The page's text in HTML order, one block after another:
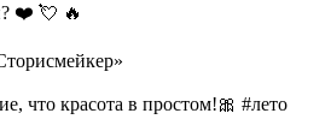
❤️ 💘 🔥
что красота в простом!🎀 #лето